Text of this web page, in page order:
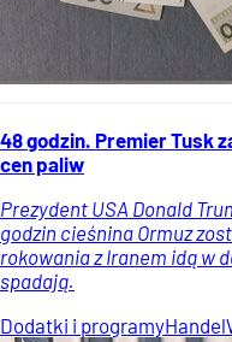
48 godzin. Premier Tusk
cen paliw
Prezydent USA Donald
godzin cieśnina Ormuz
rokowania z Iranem idą w
spadają.
Dodatki i programyHandel